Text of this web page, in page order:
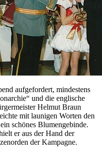
aufgefordert, mindestens
und die englische
Helmut Braun
mit launigen Worten den
schönes Blumengebinde.
er aus der Hand der
der Kampagne.